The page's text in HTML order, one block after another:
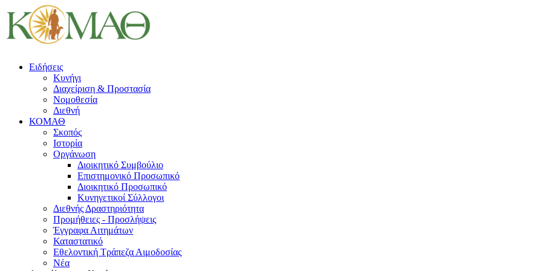
Ειδήσεις
Κυνήγι
Διαχείριση & Προστασία
Νομοθεσία
Διεθνή
ΚΟΜΑΘ
Σκοπός
Ιστορία
Οργάνωση
Διοικητικό Συμβούλιο
Επιστημονικό Προσωπικό
Διοικητικό Προσωπικό
Κυνηγετικοί Σύλλογοι
Διεθνής Δραστηριότητα
Προμήθειες - Προσλήψεις
Έγγραφα Αιτημάτων
Καταστατικό
Εθελοντική Τράπεζα Αιμοδοσίας
Νέα